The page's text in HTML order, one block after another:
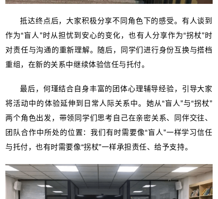
抵达终点后，大家积极分享不同角色下的感受。有人谈到
作为“盲人”时从担忧到安心的变化，也有人分享作为“拐杖”时
对责任与沟通的重新理解。随后，同学们进行身份互换与搭档
重组，在新的关系中继续体验信任与托付。
最后，何瑾结合自身丰富的团体心理辅导经验，引导大家
将活动中的体验延伸到日常人际关系中。她从“盲人”与“拐杖”
两个角色出发，带领同学们思考自己在亲密关系、同伴交往、
团队合作中所处的位置：我们有时需要像“盲人”一样学习信任
与托付，也有时需要像“拐杖”一样承担责任、给予支持。